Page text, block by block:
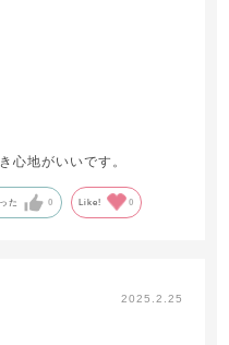
心地がいいです。
た 0 Like! 0
2025.2.25